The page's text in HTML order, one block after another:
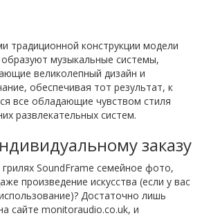
традиционной конструкции модели
музыкальные системы,
великолепный дизайн и
обеспечивая тот результат, к
все обладающие чувством стиля
развлекательных систем.
заказу
SoundFrame семейное фото,
произведение искусства (если у вас
Достаточно лишь
сайте monitoraudio.co.uk, и